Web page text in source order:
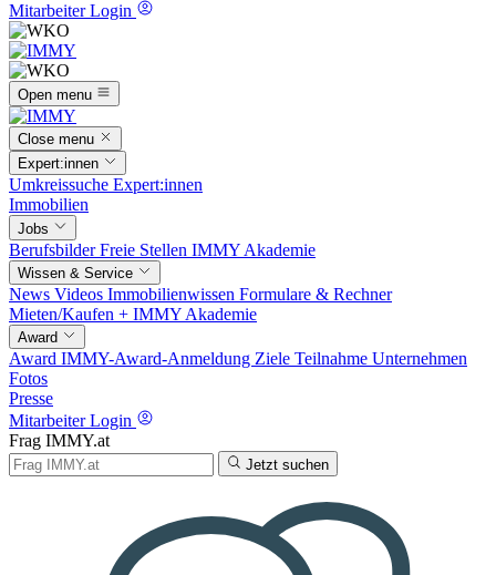
Mitarbeiter Login
Open menu
Close menu
Expert:innen
Umkreissuche Expert:innen
Immobilien
Jobs
BerufsbilderFreie Stellen IMMY Akademie
Wissen & Service
News Videos Immobilienwissen Formulare & Rechner
Mieten/Kaufen + IMMY Akademie
Award
Award IMMY-Award-Anmeldung Ziele Teilnahme Unternehmen
Fotos
Presse
Mitarbeiter Login
Frag IMMY.at
Jetzt suchen